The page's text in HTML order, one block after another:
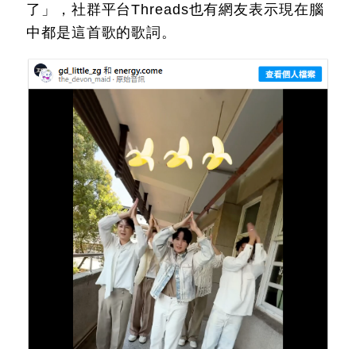
了」，社群平台Threads也有網友表示現在腦
中都是這首歌的歌詞。